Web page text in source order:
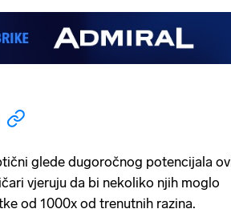
glede dugoročnog potencijala
vjeruju da bi nekoliko njih moglo
od 1000x od trenutnih razina.